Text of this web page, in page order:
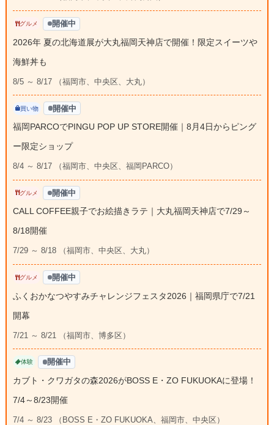
グルメ 開催中
2026年 夏の北海道展が大丸福岡天神店で開催！限定スイーツや
海鮮丼も
8/5 ～ 8/17 （福岡市、中央区、大丸）
買い物 開催中
福岡PARCOでPINGU POP UP STORE開催｜8月4日からピング
ー限定ショップ
8/4 ～ 8/17 （福岡市、中央区、福岡PARCO）
グルメ 開催中
CALL COFFEE親子でお絵描きラテ｜大丸福岡天神店で7/29～
8/18開催
7/29 ～ 8/18 （福岡市、中央区、大丸）
グルメ 開催中
ふくおかなつやすみチャレンジフェスタ2026｜福岡県庁で7/21
開幕
7/21 ～ 8/21 （福岡市、博多区）
体験 開催中
カブト・クワガタの森2026がBOSS E・ZO FUKUOKAに登場！
7/4～8/23開催
7/4 ～ 8/23 （BOSS E・ZO FUKUOKA、福岡市、中央区）